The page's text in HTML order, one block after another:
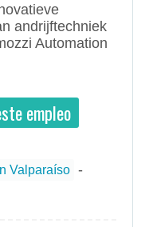
andrijftechniek
Automation
empleo
Valparaíso -